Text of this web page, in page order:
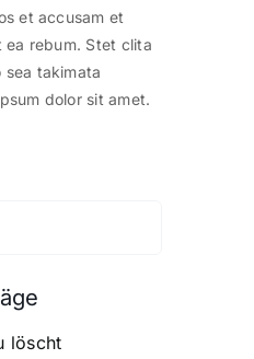
et accusam et
ea rebum. Stet clita
sea takimata
dolor sit amet.
löscht